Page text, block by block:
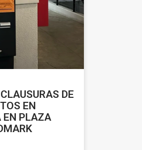
DE
EN
EN PLAZA